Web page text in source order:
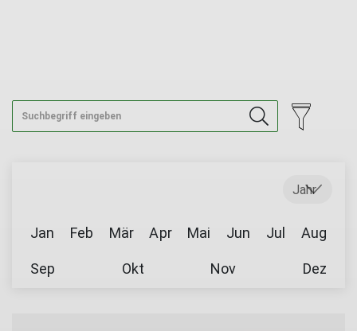
Jahr
Jan Feb Mär Apr Mai Jun Jul Aug
Sep Okt Nov Dez